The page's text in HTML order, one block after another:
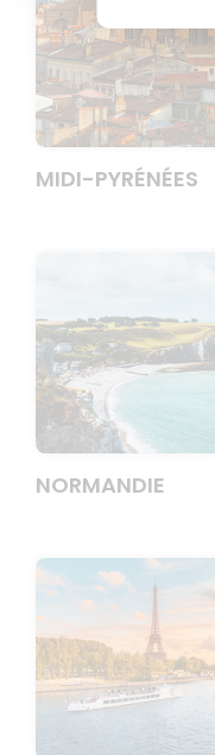
MIDI-PYRÉNÉES
NORMANDIE